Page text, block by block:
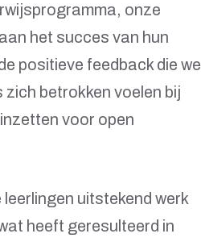
onze
het succes van hun
positieve feedback die we
betrokken voelen bij
voor open
uitstekend werk
heeft geresulteerd in